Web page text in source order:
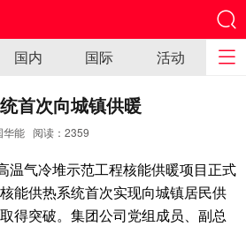
国内 国际 活动
首次向城镇供暖
能 阅读： 2359
温气冷堆示范工程核能供暖项目正式
能供热系统首次实现向城镇居民供
得突破。集团公司党组成员、副总